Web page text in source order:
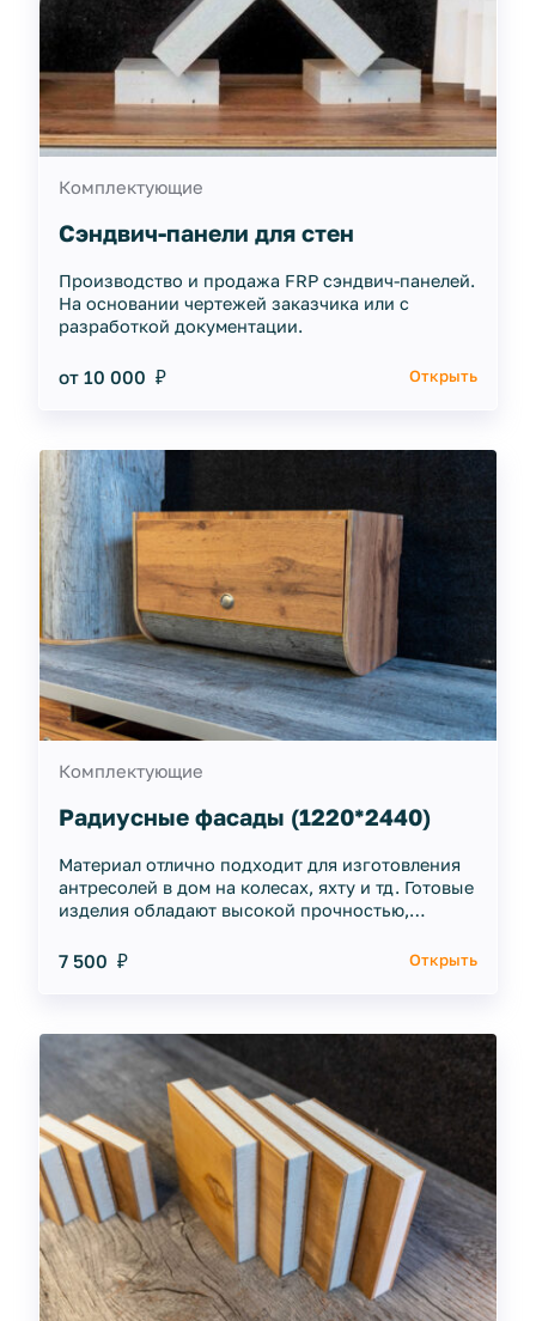
Комплектующие
Сэндвич-панели для стен
Производство и продажа FRP сэндвич-панелей.
На основании чертежей заказчика или с
разработкой документации.
от 10 000 ₽ Открыть
Комплектующие
Радиусные фасады (1220*2440)
Материал отлично подходит для изготовления
антресолей в дом на колесах, яхту и тд. Готовые
изделия обладают высокой прочностью,
водонепроницаемостью.
7 500 ₽ Открыть